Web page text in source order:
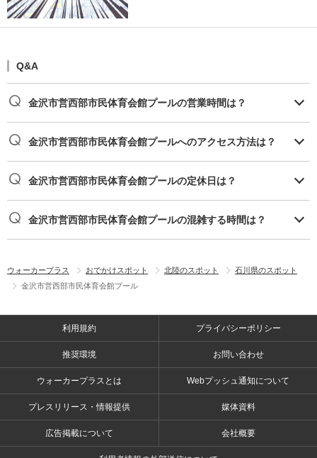
Q&A
金沢市営西部市民体育会館プールの営業時間は？
金沢市営西部市民体育会館プールへのアクセス方法は？
金沢市営西部市民体育会館プールの定休日は？
金沢市営西部市民体育会館プールの混雑する時間は？
ウォーカープラス おでかけスポット 北陸のスポット
石川県のスポット
金沢市営西部市民体育会館プール
利用規約 プライバシーポリシー
推奨環境 お問い合わせ
ウォーカープラスとは Webプッシュ通知について
プレスリリース・情報提供 媒体資料
広告掲載について 会社概要